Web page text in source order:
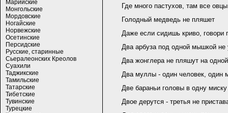
Марийские
Монгольские
Мордовские
Ногайские
Норвежские
Осетинские
Персидские
Русские, старинные
Сьералеонских Креолов
Суахили
Таджикские
Тамильские
Татарские
Тибетские
Тувинские
Турецкие
Где много пастухов, там все
Голодный медведь не пляшет
Даже если сидишь криво, говори
Два арбуза под одной мышкой не
Два жонглера не пляшут на
Два муллы - один человек, один
Две бараньи головы в одну
Двое дерутся - третья не